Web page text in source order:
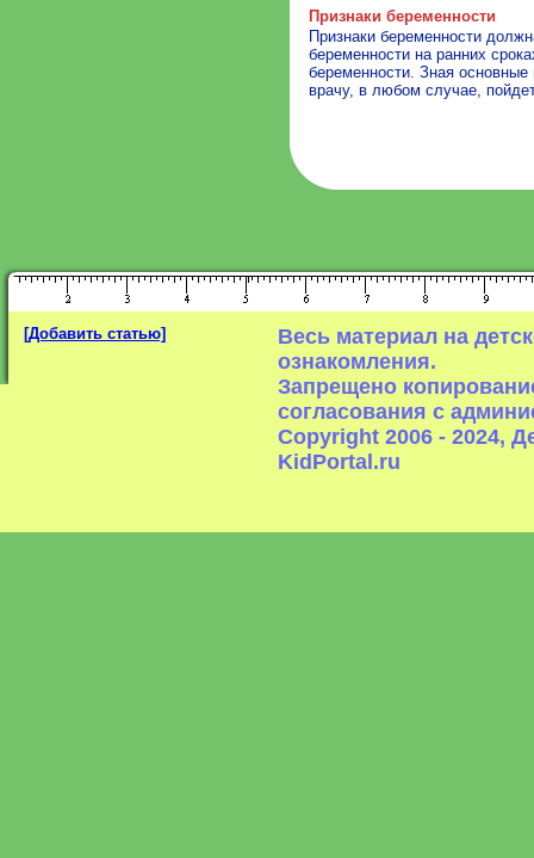
Признаки беременности
Признаки беременности
беременности на ранних
беременности. Зная основные
врачу, в любом случае,
[Добавить статью]
Весь материал на
ознакомления.
Запрещено
согласования с
Copyright 2006 - 2024,
KidPortal.ru